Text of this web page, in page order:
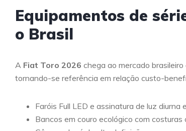
Equipamentos de
o Brasil
A Fiat Toro 2026 chega ao mercado brasileiro
tornando-se referência em relação custo-
Faróis Full LED e assinatura de luz diurna
Bancos em couro ecológico com costuras